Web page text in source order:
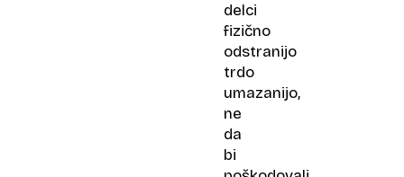
delci
fizično
odstranijo
trdo
umazanijo,
ne
da
bi